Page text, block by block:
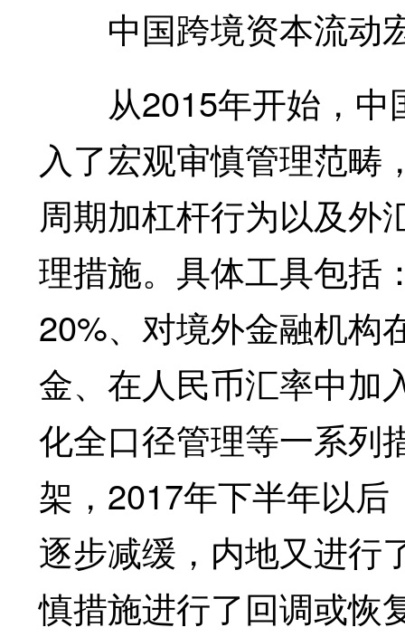
中国跨境资本流动
从2015年开始，中
入了宏观审慎管理范畴
周期加杠杆行为以及外
理措施。具体工具包括
20%、对境外金融机构
金、在人民币汇率中加
化全口径管理等一系列
架，2017年下半年以
逐步减缓，内地又进行
慎措施进行了回调或恢